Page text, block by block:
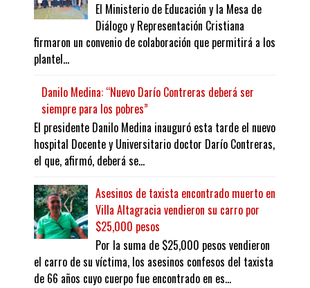
El Ministerio de Educación y la Mesa de
Diálogo y Representación Cristiana
firmaron un convenio de colaboración que permitirá a los
plantel...
Danilo Medina: “Nuevo Darío Contreras deberá ser
siempre para los pobres”
El presidente Danilo Medina inauguró esta tarde el nuevo
hospital Docente y Universitario doctor Darío Contreras,
el que, afirmó, deberá se...
Asesinos de taxista encontrado muerto en
Villa Altagracia vendieron su carro por
$25,000 pesos
Por la suma de $25,000 pesos vendieron
el carro de su víctima, los asesinos confesos del taxista
de 66 años cuyo cuerpo fue encontrado en es...